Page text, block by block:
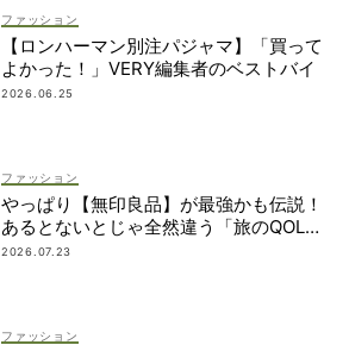
ファッション
【ロンハーマン別注パジャマ】「買って
よかった！」VERY編集者のベストバイ
2026.06.25
ファッション
やっぱり【無印良品】が最強かも伝説！
あるとないとじゃ全然違う「旅のQOL爆
上げアイテム」
2026.07.23
ファッション